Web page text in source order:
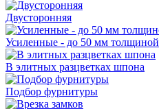
Двусторонняя
Усиленные - до 50 мм толщиной
В элитных разцветках шпона
Подбор фурнитуры